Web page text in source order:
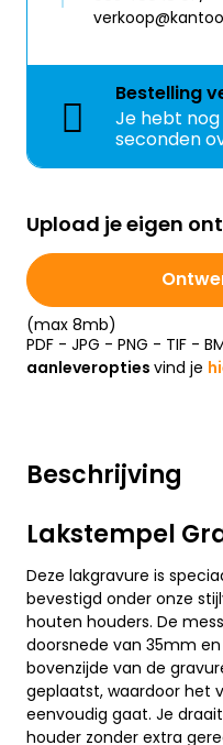
Beschrijving
Lakstempel
Deze lakgravure is
bevestigd onder onze
houten houders. De
doorsnede van 35mm
bovenzijde van de
geplaatst, waardoor het
eenvoudig gaat. Je
houder zonder extra
Bestelling
Je hebt nog
seconden
Upload je eigen
(max 8mb)
PDF - JPG - PNG - TIF -
aanleveropties vind je